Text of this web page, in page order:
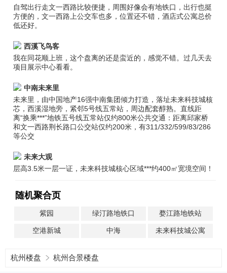
自驾出行走文一西路比较便捷，周围好像会有地铁口，出行也挺
方便的，文一西路上公交车也多，位置还不错，酒店式公寓总价
低还好。
西溪飞鸟客
我在同花顺上班，这个盘离的还是蛮近的，感觉不错。过几天去
项目展示中心看看。
中南未来里
未来里，由中国地产16强中南集团倾力打造，落址未来科技城核
芯，西溪湿地旁，紧邻5号线五常站，周边配套醇熟。直线距
离“换乘***”地铁五号线五常站仅约800米公共交通：距离邱家桥
和文一西路荆长路口公交站仅约200米，有311/332/599/83/286
等公交
未来大观
层高3.5米一层一证，未来科技城核心区域***约400㎡宽境空间！
随机聚合页
紫园 绿汀路地铁口 婺江路地铁站
空港新城 中海 未来科技城公寓
杭州楼盘 杭州合景楼盘